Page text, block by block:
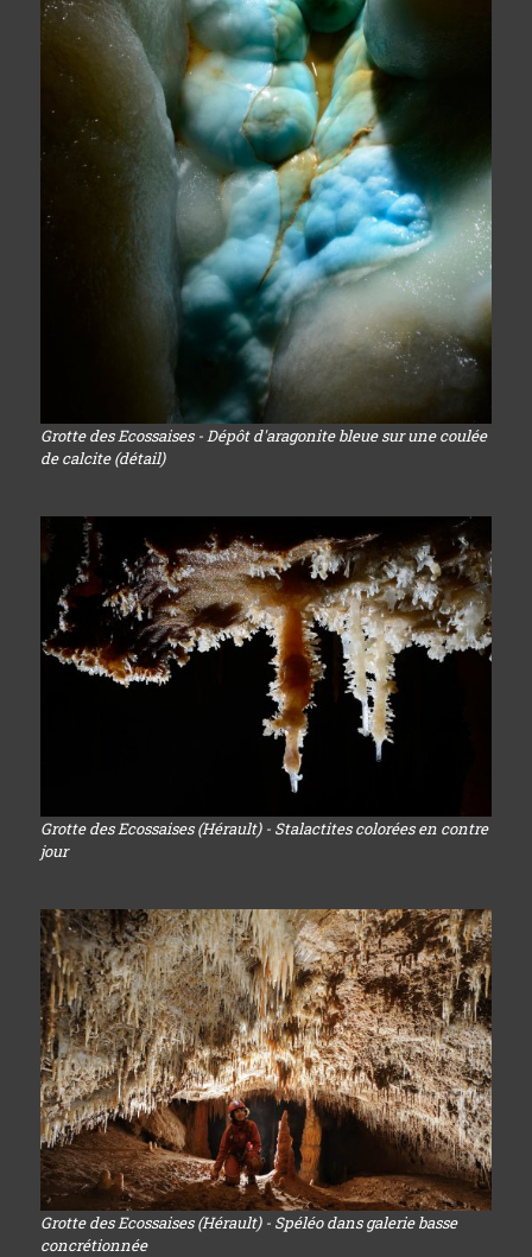
Grotte des Ecossaises - Dépôt d'aragonite bleue sur une coulée
de calcite (détail)
Grotte des Ecossaises (Hérault) - Stalactites colorées en contre
jour
Grotte des Ecossaises (Hérault) - Spéléo dans galerie basse
concrétionnée